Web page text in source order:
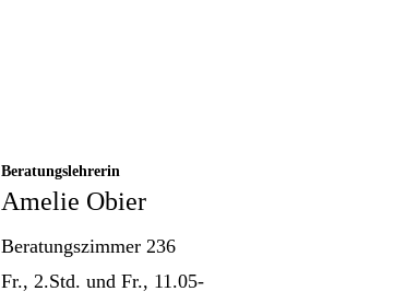
Beratungslehrerin
Amelie Obier
Beratungszimmer 236
Fr., 2.Std. und Fr., 11.05-